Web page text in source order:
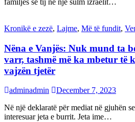
familjes së tij në një sulm izraelit…
Kronikë e zezë, Lajme, Më të fundit,
Nëna e Vanjës: Nuk mund ta
varr, tashmë më ka mbetur të
vajzën tjetër
adminadmin
December 7, 2023
Në një deklaratë për mediat në gjuhën
interesuar jeta e burrit. Jeta ime…